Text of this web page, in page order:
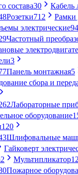
состава30 Кабель
Розетки712 Рамки
электрические94
Частотный
3
Панель монтажная5
сбора и
Лабораторные
оборудование
120
Шлифовальные
Гайковерт
2 Мультипликатор12
Пожарное